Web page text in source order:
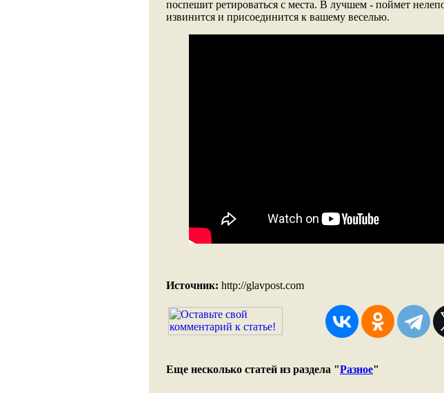
поспешит ретироваться с места. В лучшем - поймет
извинится и присоединится к вашему веселью.
Источник: http://glavpost.com
Еще несколько статей из раздела "Разное"